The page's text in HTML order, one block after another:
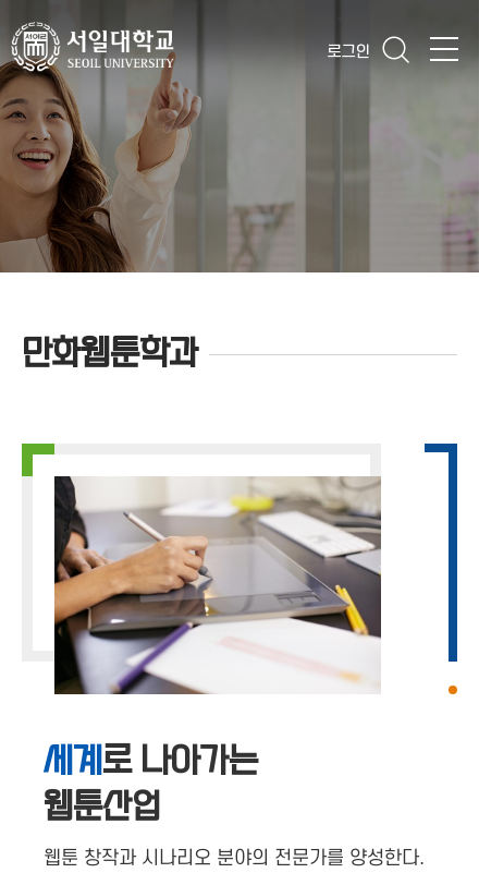
로그인
만화웹툰학과
세계 로 나아가는
웹툰산업
웹툰 창작과 시나리오 분야의 전문가를 양성한다.